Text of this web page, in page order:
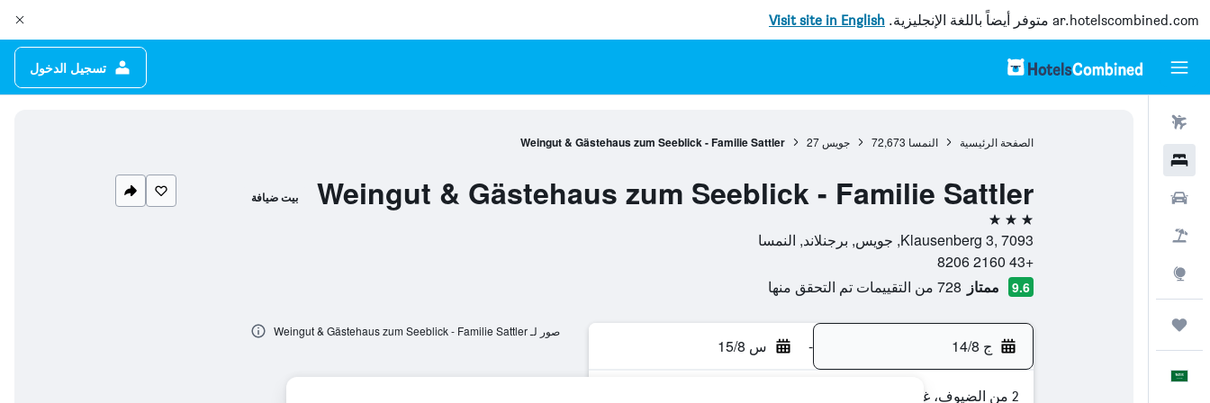
ar.hotelscombined.com متوفر أيضاً باللغة الإنجليزية. Visit site in English
تسجيل الدخول
الصفحة الرئيسية النمسا 72,673 جويس 27
Weingut & Gästehaus zum Seeblick - Familie Sattler
Weingut & Gästehaus zum Seeblick - Familie Sattler بيت ضيافة
3 نجوم
Klausenberg 3, 7093, جويس, برجنلاند, النمسا
+43 2160 8206
9.6 ممتاز 728 من التقييمات تم التحقق منها
ج 14/8 - س 15/8
2 من الضيوف، غرفة واحدة
صور لـ Weingut & Gästehaus zum Seeblick - Familie Sattler